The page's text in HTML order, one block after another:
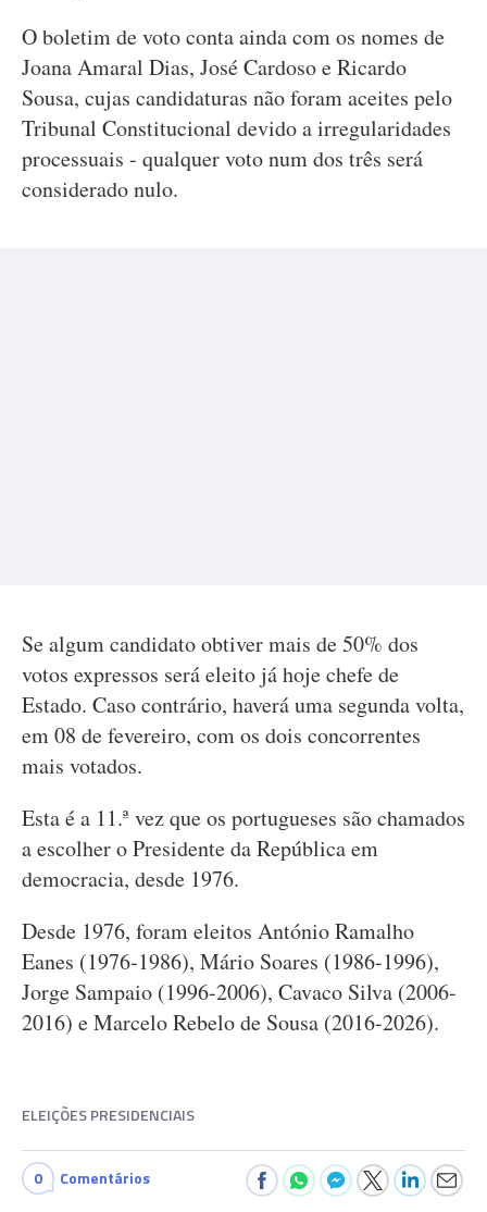
O boletim de voto conta ainda com os nomes de
Joana Amaral Dias, José Cardoso e Ricardo
Sousa, cujas candidaturas não foram aceites pelo
Tribunal Constitucional devido a irregularidades
processuais - qualquer voto num dos três será
considerado nulo.
Se algum candidato obtiver mais de 50% dos
votos expressos será eleito já hoje chefe de
Estado. Caso contrário, haverá uma segunda volta,
em 08 de fevereiro, com os dois concorrentes
mais votados.
Esta é a 11.ª vez que os portugueses são chamados
a escolher o Presidente da República em
democracia, desde 1976.
Desde 1976, foram eleitos António Ramalho
Eanes (1976-1986), Mário Soares (1986-1996),
Jorge Sampaio (1996-2006), Cavaco Silva (2006-
2016) e Marcelo Rebelo de Sousa (2016-2026).
ELEIÇÕES PRESIDENCIAIS
0 Comentários